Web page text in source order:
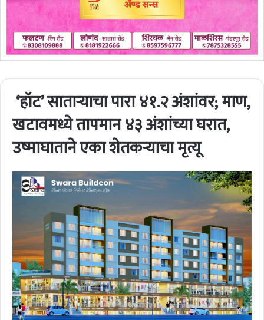
‘हॉट’ साताऱ्याचा पारा ४१.२ अंशांवर; माण,
खटावमध्ये तापमान ४३ अंशांच्या घरात,
उष्माघाताने एका शेतकऱ्याचा मृत्यू